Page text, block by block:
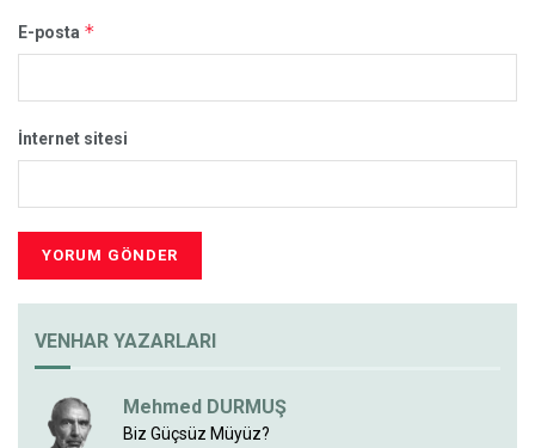
E-posta *
İnternet sitesi
VENHAR YAZARLARI
Mehmed DURMUŞ
Biz Güçsüz Müyüz?